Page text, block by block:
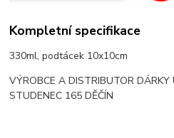
Kompletní specifikace
330ml, podtácek 10x10cm
VÝROBCE A DISTRIBUTOR DÁRKY
STUDENEC 165 DĚČÍN